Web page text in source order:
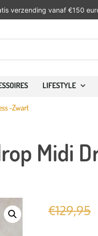
verzending vanaf €150
LIFESTYLE
-Zwart
Midi
€129,95